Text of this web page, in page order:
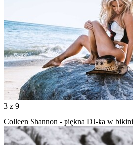
3 z 9
Colleen Shannon - piękna DJ-ka w bikini